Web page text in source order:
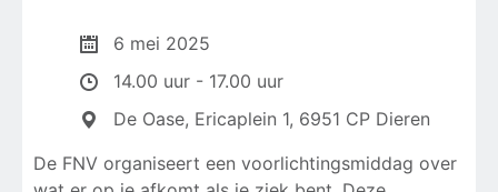
6 mei 2025
14.00 uur - 17.00 uur
De Oase, Ericaplein 1, 6951 CP Dieren
De FNV organiseert een voorlichtingsmiddag over